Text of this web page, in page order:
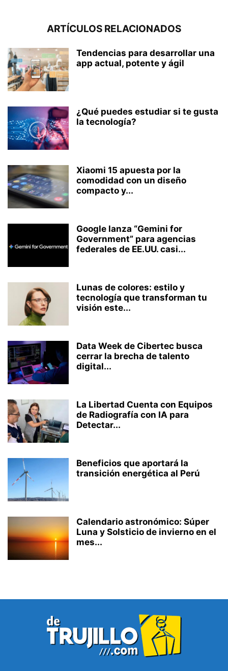
ARTÍCULOS RELACIONADOS
Tendencias para desarrollar una
app actual, potente y ágil
¿Qué puedes estudiar si te gusta
la tecnología?
Xiaomi 15 apuesta por la
comodidad con un diseño
compacto y...
Google lanza “Gemini for
Government” para agencias
federales de EE.UU. casi...
Lunas de colores: estilo y
tecnología que transforman tu
visión este...
Data Week de Cibertec busca
cerrar la brecha de talento
digital...
La Libertad Cuenta con Equipos
de Radiografía con IA para
Detectar...
Beneficios que aportará la
transición energética al Perú
Calendario astronómico: Súper
Luna y Solsticio de invierno en el
mes...